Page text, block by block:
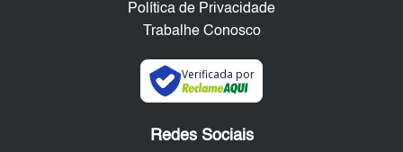
Política de Privacidade
Trabalhe Conosco
Verificada por
Redes Sociais